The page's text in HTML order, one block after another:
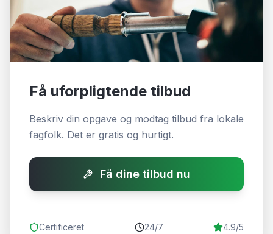
Få uforpligtende tilbud
Beskriv din opgave og modtag tilbud fra lokale
fagfolk. Det er gratis og hurtigt.
Få dine tilbud nu
Certificeret 24/7 4.9/5